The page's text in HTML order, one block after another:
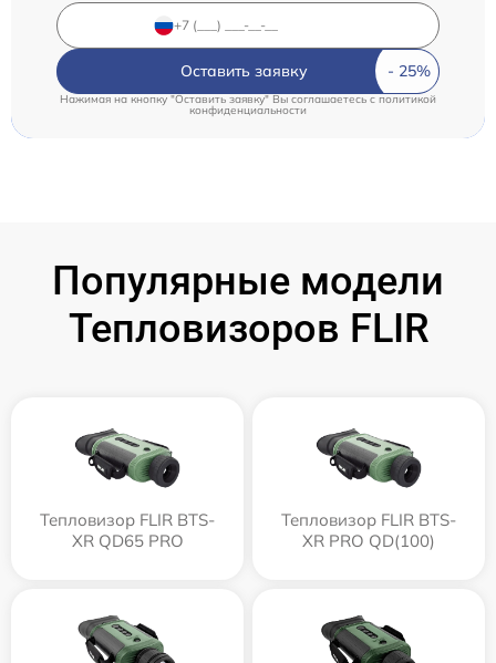
Оставить заявку
Нажимая на кнопку "Оставить заявку" Вы соглашаетесь cполитикой
конфиденциальности
Популярные модели
Тепловизоров FLIR
Тепловизор FLIR BTS-
XR QD65 PRO
Тепловизор FLIR BTS-
XR PRO QD(100)